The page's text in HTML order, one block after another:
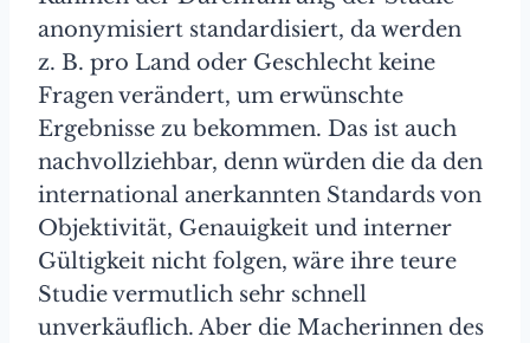
anonymisiert standardisiert, da werden
z. B. pro Land oder Geschlecht keine
Fragen verändert, um erwünschte
Ergebnisse zu bekommen. Das ist auch
nachvollziehbar, denn würden die da den
international anerkannten Standards von
Objektivität, Genauigkeit und interner
Gültigkeit nicht folgen, wäre ihre teure
Studie vermutlich sehr schnell
unverkäuflich. Aber die Macherinnen des